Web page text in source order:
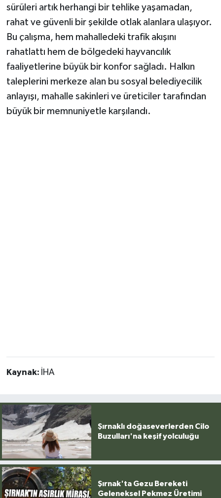
sürüleri artık herhangi bir tehlike yaşamadan,
rahat ve güvenli bir şekilde otlak alanlara ulaşıyor.
Bu çalışma, hem mahalledeki trafik akışını
rahatlattı hem de bölgedeki hayvancılık
faaliyetlerine büyük bir konfor sağladı. Halkın
taleplerini merkeze alan bu sosyal belediyecilik
anlayışı, mahalle sakinleri ve üreticiler tarafından
büyük bir memnuniyetle karşılandı.
Kaynak: İHA
Şırnaklı doğaseverlerden Cilo
Buzulları'na keşif yolculuğu
Şırnak'ta Gezu Bereketi
Geleneksel Pekmez Üretimi